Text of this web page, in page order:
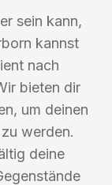
sein kann,
kannst
nach
bieten dir
um deinen
werden.
deine